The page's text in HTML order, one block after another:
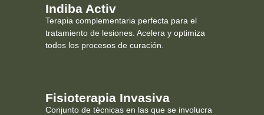
Indiba Activ
Terapia complementaria perfecta para el
tratamiento de lesiones. Acelera y optimiza
todos los procesos de curación.
Fisioterapia Invasiva
Conjunto de técnicas en las que se involucra